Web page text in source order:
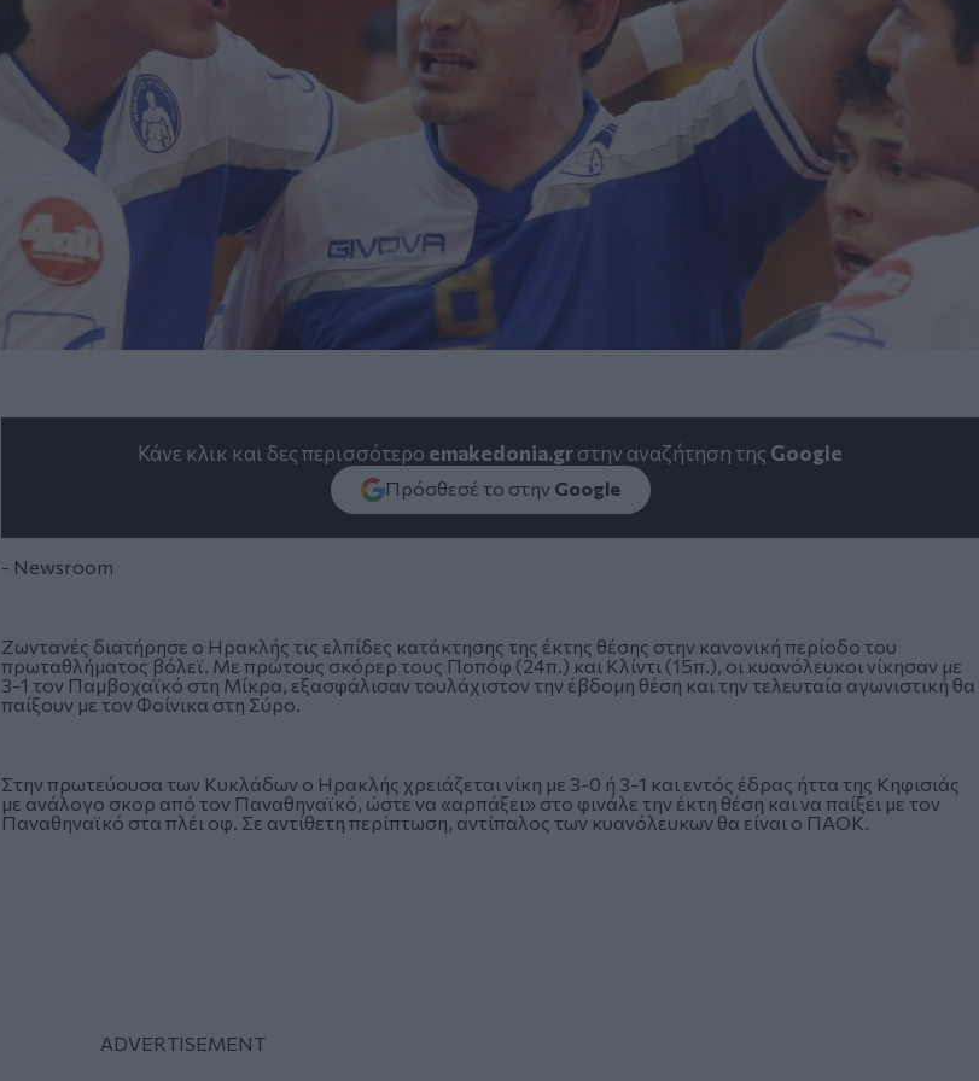
Κάνε κλικ και δες περισσότερο emakedonia.grστην αναζήτηση της Google
Πρόσθεσέ το στην Google
- Newsroom
Ζωντανές διατήρησε ο Ηρακλής τις ελπίδες κατάκτησης της έκτης θέσης στην κανονική περίοδο του
πρωταθλήματος βόλεϊ. Με πρώτους σκόρερ τους Ποπόφ (24π.) και Κλίντι (15π.), οι κυανόλευκοι νίκησαν με
3-1 τον Παμβοχαϊκό στη Μίκρα, εξασφάλισαν τουλάχιστον την έβδομη θέση και την τελευταία αγωνιστική θα
παίξουν με τον Φοίνικα στη Σύρο.
Στην πρωτεύουσα των Κυκλάδων ο Ηρακλής χρειάζεται νίκη με 3-0 ή 3-1 και εντός έδρας ήττα της Κηφισιάς
με ανάλογο σκορ από τον Παναθηναϊκό, ώστε να «αρπάξει» στο φινάλε την έκτη θέση και να παίξει με τον
Παναθηναϊκό στα πλέι οφ. Σε αντίθετη περίπτωση, αντίπαλος των κυανόλευκων θα είναι ο ΠΑΟΚ.